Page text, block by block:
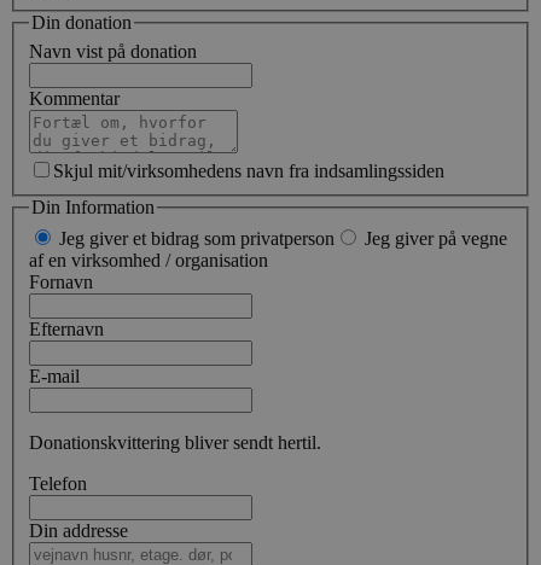
Din donation
Navn vist på donation
Kommentar
Skjul mit/virksomhedens navn fra indsamlingssiden
Din Information
Jeg giver et bidrag som privatperson
Jeg giver på vegne
af en virksomhed / organisation
Fornavn
Efternavn
E-mail
Donationskvittering bliver sendt hertil.
Telefon
Din addresse